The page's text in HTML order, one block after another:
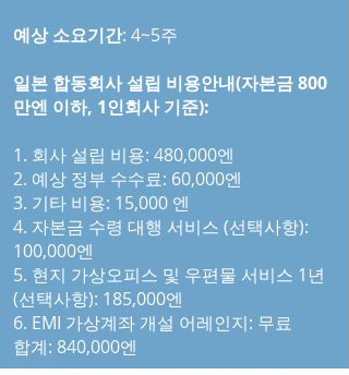
예상 소요기간: 4~5주
일본 합동회사 설립 비용안내(자본금 800
만엔 이하, 1인회사 기준):
1. 회사 설립 비용: 480,000엔
2. 예상 정부 수수료: 60,000엔
3. 기타 비용: 15,000 엔
4. 자본금 수령 대행 서비스 (선택사항):
100,000엔
5. 현지 가상오피스 및 우편물 서비스 1년
(선택사항): 185,000엔
6. EMI 가상계좌 개설 어레인지: 무료
합계: 840,000엔